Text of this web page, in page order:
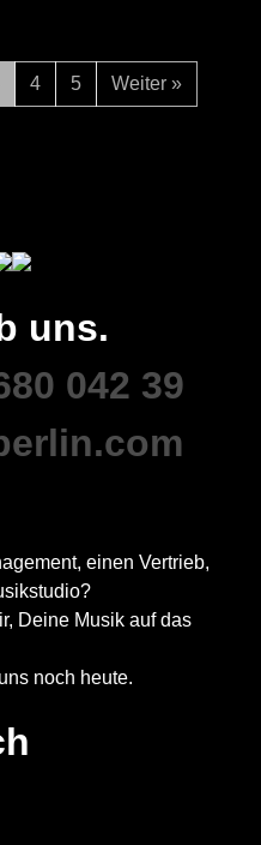
4 5 Weiter »
uns.
042 39
einen Vertrieb,
Deine Musik auf das
noch heute.